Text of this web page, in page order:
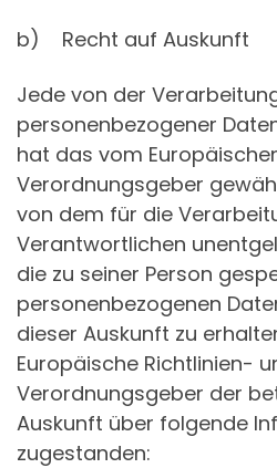
b) Recht auf Auskunft
Jede von der
personenbezogener
hat das vom
Verordnungsgeber
von dem für die
Verantwortlichen
die zu seiner Person
personenbezogenen
dieser Auskunft zu
Europäische Richtlinien-
Verordnungsgeber der
Auskunft über folgende
zugestanden: